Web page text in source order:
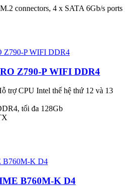
connectors, 4 x SATA 6Gb/s ports
Z790-P WIFI DDR4
trợ CPU Intel thế hệ thứ 12 và 13
tối đa 128Gb
B760M-K D4